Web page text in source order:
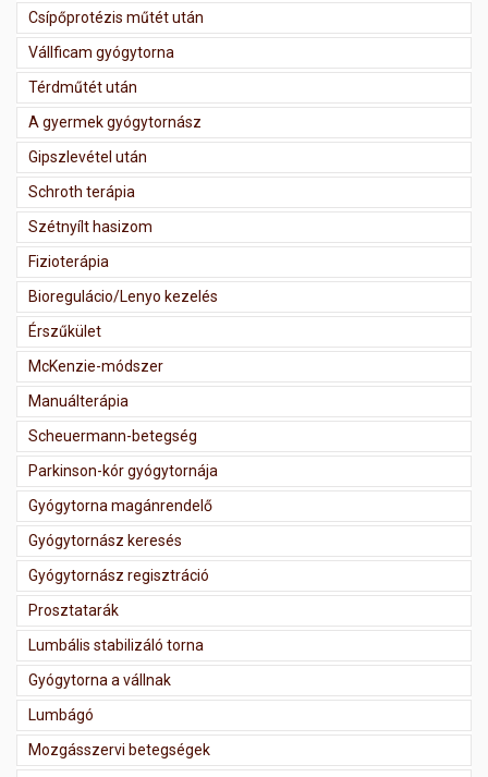
Csípőprotézis műtét után
Vállficam gyógytorna
Térdműtét után
A gyermek gyógytornász
Gipszlevétel után
Schroth terápia
Szétnyílt hasizom
Fizioterápia
Bioregulácio/Lenyo kezelés
Érszűkület
McKenzie-módszer
Manuálterápia
Scheuermann-betegség
Parkinson-kór gyógytornája
Gyógytorna magánrendelő
Gyógytornász keresés
Gyógytornász regisztráció
Prosztatarák
Lumbális stabilizáló torna
Gyógytorna a vállnak
Lumbágó
Mozgásszervi betegségek